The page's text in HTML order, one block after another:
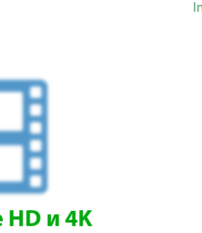
и 4K